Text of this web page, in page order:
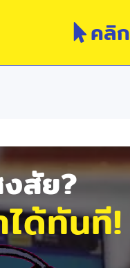
คลิ
สัย?
ได้ทันที!